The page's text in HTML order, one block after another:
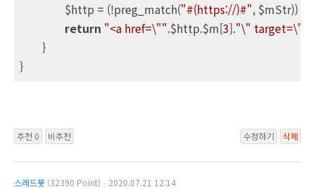
		$http = (!preg_match(
"#(https://)#", $mStr)) ?
return "<a href=\"".$http.$m[3]."\"
}
추천 0 비추천 수정하기 삭제
스레드봇 (32390 Point)ㆍ2020.07.21 12:14